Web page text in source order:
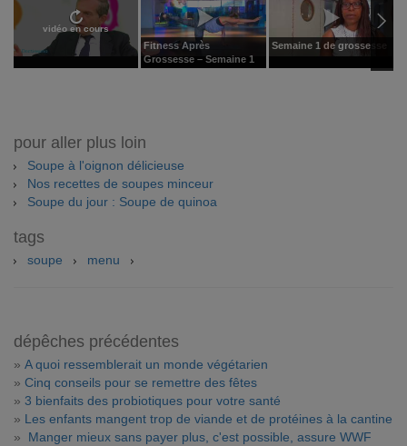
vidéo en cours
Fitness Après
Grossesse – Semaine 1
Semaine 1 de grossesse
pour aller plus loin
Soupe à l'oignon délicieuse
Nos recettes de soupes minceur
Soupe du jour : Soupe de quinoa
tags
soupe menu
dépêches précédentes
» A quoi ressemblerait un monde végétarien
» Cinq conseils pour se remettre des fêtes
» 3 bienfaits des probiotiques pour votre santé
» Les enfants mangent trop de viande et de protéines à la cantine
»
Manger mieux sans payer plus, c'est possible, assure WWF